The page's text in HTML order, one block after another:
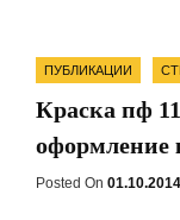
Categories
ПУБЛИКАЦИИ
Краска пф
оформление
Posted On Posted
01.10.2014